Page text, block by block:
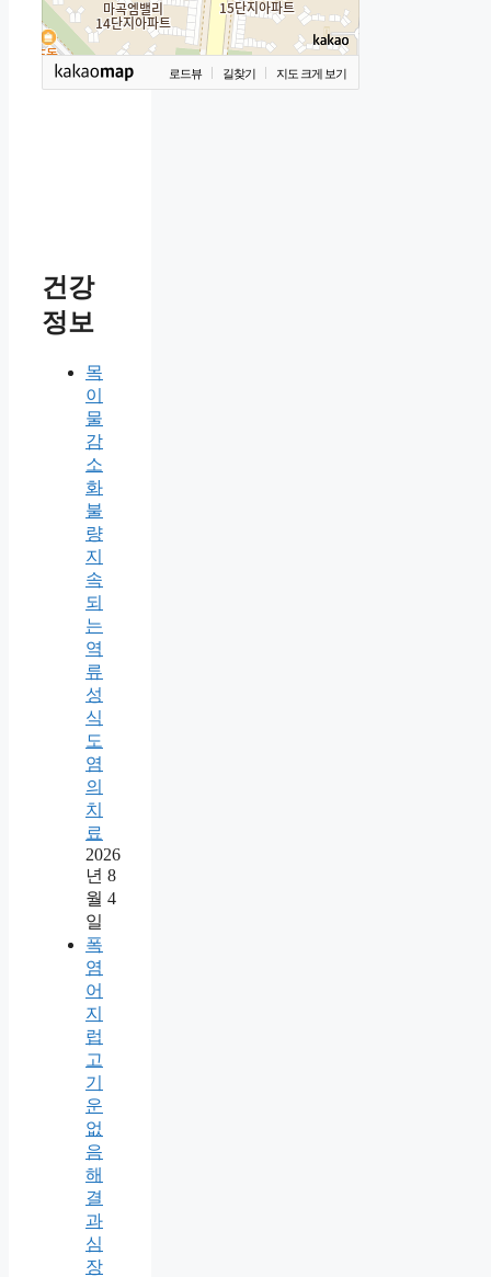
로드뷰 길찾기 지도 크게 보기
건강
정보
목
이
물
감
소
화
불
량
지
속
되
는
역
류
성
식
도
염
의
치
료
2026
년 8
월 4
일
폭
염
어
지
럽
고
기
운
없
음
해
결
과
심
장